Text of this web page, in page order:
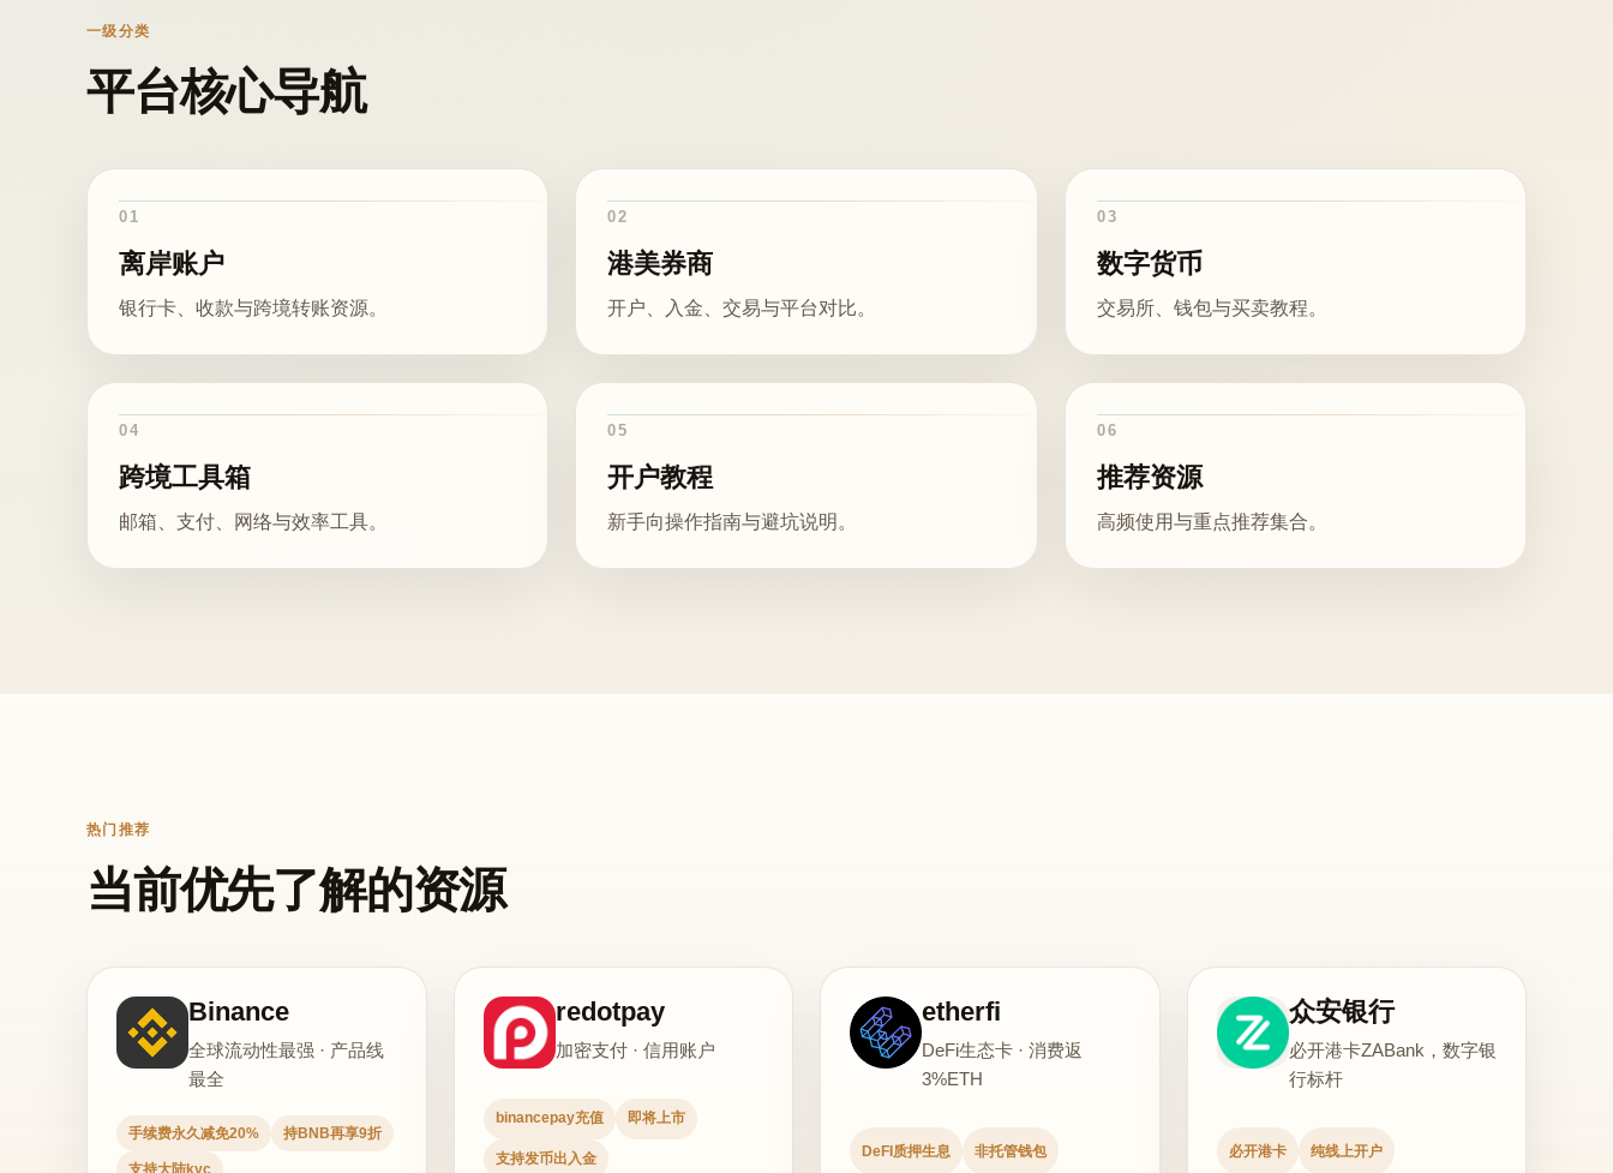
一级分类
平台核心导航
01
离岸账户
银行卡、收款与跨境转账资源。
02
港美券商
开户、入金、交易与平台对比。
03
数字货币
交易所、钱包与买卖教程。
04
跨境工具箱
邮箱、支付、网络与效率工具。
05
开户教程
新手向操作指南与避坑说明。
06
推荐资源
高频使用与重点推荐集合。
热门推荐
当前优先了解的资源
Binance
全球流动性最强 · 产品线
最全
手续费永久减免20% 持BNB再享9折
支持大陆kyc
redotpay
加密支付 · 信用账户
binancepay充值 即将上市
支持发币出入金
etherfi
DeFi生态卡 · 消费返
3%ETH
DeFI质押生息 非托管钱包
众安银行
必开港卡ZABank，数字银
行标杆
必开港卡 纯线上开户